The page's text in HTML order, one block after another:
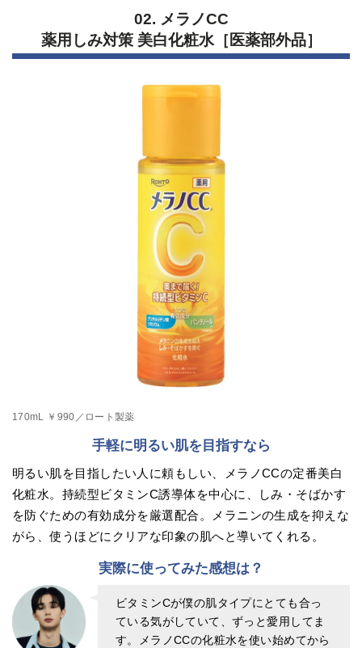
02. メラノCC
薬用しみ対策 美白化粧水［医薬部外品］
170mL ￥990／ロート製薬
手軽に明るい肌を目指すなら
明るい肌を目指したい人に頼もしい、メラノCCの定番美白
化粧水。持続型ビタミンC誘導体を中心に、しみ・そばかす
を防ぐための有効成分を厳選配合。メラニンの生成を抑えな
がら、使うほどにクリアな印象の肌へと導いてくれる。
実際に使ってみた感想は？
ビタミンCが僕の肌タイプにとても合っ
ている気がしていて、ずっと愛用してま
す。メラノCCの化粧水を使い始めてから